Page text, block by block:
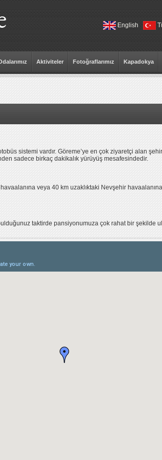
English
Aktiviteler Fotoğraflarımız Kapadokya
sistemi vardır. Göreme’ye en çok ziyaretçi alan
sadece birkaç dakikalık yürüyüş mesafesindedir.
veya 40 km uzaklıktaki Nevşehir
taktirde pansiyonumuza çok rahat bir şekilde